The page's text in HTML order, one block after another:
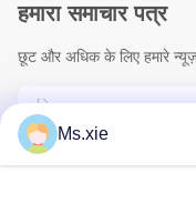
हमारा समाचार पत्र
छूट और अधिक के लिए हमारे
Ms.xie